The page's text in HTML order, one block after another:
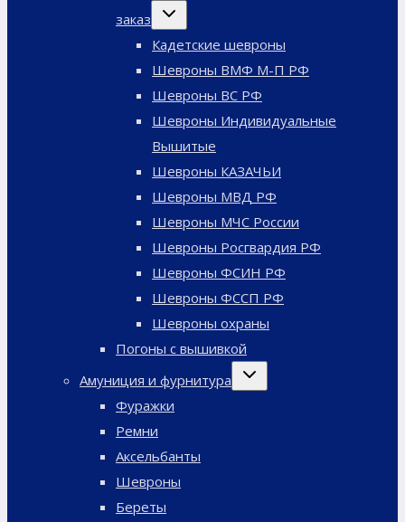
заказ
Переключить
Кадетские шевроны
Шевроны ВМФ М-П РФ
Шевроны ВС РФ
Шевроны Индивидуальные
Вышитые
Шевроны КАЗАЧЬИ
Шевроны МВД РФ
Шевроны МЧС России
Шевроны Росгвардия РФ
Шевроны ФСИН РФ
Шевроны ФССП РФ
Шевроны охраны
Погоны с вышивкой
Амуниция и фурнитура
Переключить
Фуражки
Ремни
Аксельбанты
Шевроны
Береты